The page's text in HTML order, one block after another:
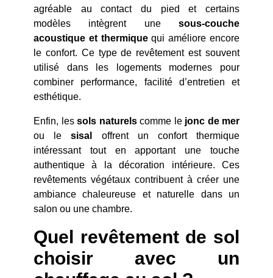
agréable au contact du pied et certains
modèles intègrent une sous-couche
acoustique et thermiquequi améliore encore
le confort. Ce type de revêtement est souvent
utilisé dans les logements modernes pour
combiner performance, facilité d’entretien et
esthétique.
Enfin, les sols naturelscomme le jonc de mer
ou lesisal
offrent un confort thermique
intéressant tout en apportant une touche
authentique à la décoration intérieure. Ces
revêtements végétaux contribuent à créer une
ambiance chaleureuse et naturelle dans un
salon ou une chambre.
Quel revêtement de sol
choisir avec un